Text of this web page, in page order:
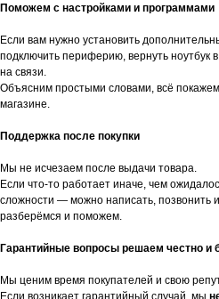
Поможем с настройками и программами
Если вам нужно установить
подключить периферию, вернуть ноутбук
на связи.
Объясним простыми словами, всё
магазине.
Поддержка после покупки
Мы не исчезаем после выдачи товара.
Если что-то работает иначе, чем
сложности — можно написать, позвонить
разберёмся и поможем.
Гарантийные вопросы решаем честно и
Мы ценим время покупателей и свою
Если возникает гарантийный случай, мы